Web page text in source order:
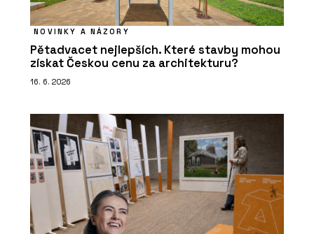
NOVINKY A NÁZORY
Pětadvacet nejlepších. Které stavby mohou
získat Českou cenu za architekturu?
16. 6. 2026